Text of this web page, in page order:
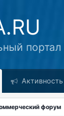
портал
Активность
форум